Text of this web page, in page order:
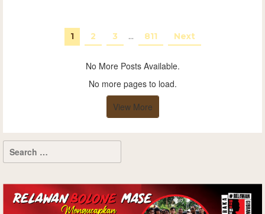
1 2 3 … 811 Next
No More Posts Available.
No more pages to load.
View More